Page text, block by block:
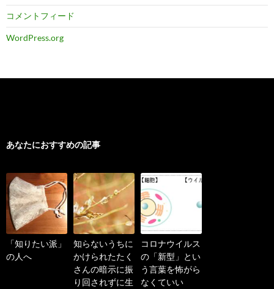
コメントフィード
WordPress.org
あなたにおすすめの記事
「知りたい派」
の人へ
知らないうちに
かけられたたく
さんの暗示に振
り回されずに生
コロナウイルス
の「新型」とい
う言葉を怖がら
なくていい